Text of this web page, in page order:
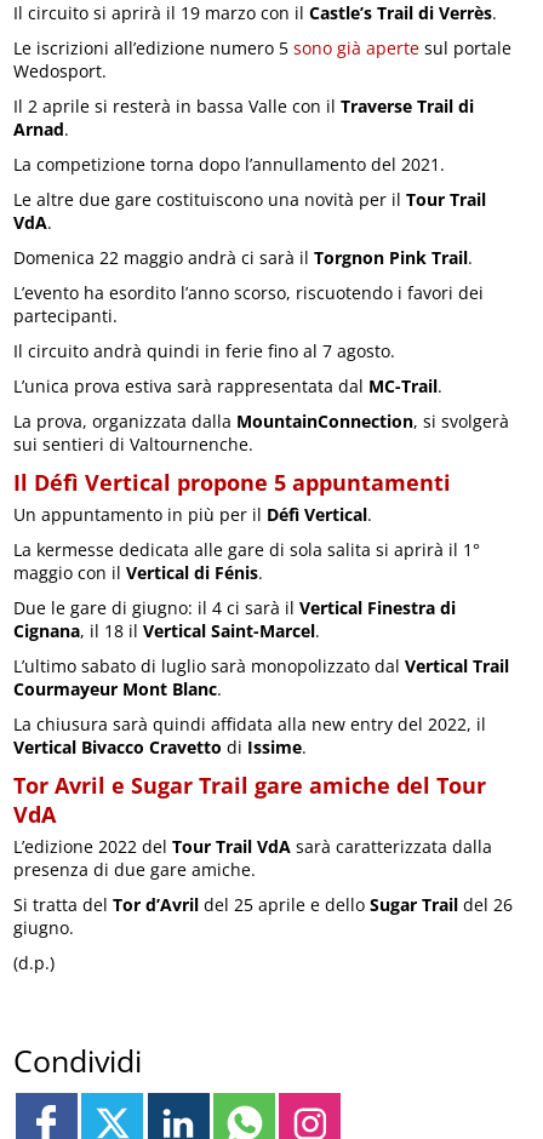
Il circuito si aprirà il 19 marzo con ilCastle’s Trail di Verrès.
Le iscrizioni all’edizione numero 5sono già aperte sul portale
Wedosport.
Il 2 aprile si resterà in bassa Valle con ilTraverse Trail di
Arnad.
La competizione torna dopo l’annullamento del 2021.
Le altre due gare costituiscono una novità per ilTour Trail
VdA.
Domenica 22 maggio andrà ci sarà ilTorgnon Pink Trail.
L’evento ha esordito l’anno scorso, riscuotendo i favori dei
partecipanti.
Il circuito andrà quindi in ferie fino al 7 agosto.
L’unica prova estiva sarà rappresentata dal MC-Trail.
La prova, organizzata dalla MountainConnection, si svolgerà
sui sentieri di Valtournenche.
Il Défì Vertical propone 5 appuntamenti
Un appuntamento in più per il Défì Vertical.
La kermesse dedicata alle gare di sola salita si aprirà il 1°
maggio con ilVertical di Fénis.
Due le gare di giugno: il 4 ci sarà ilVertical Finestra di
Cignana, il 18 ilVertical Saint-Marcel.
L’ultimo sabato di luglio sarà monopolizzato dalVertical Trail
Courmayeur Mont Blanc.
La chiusura sarà quindi affidata alla new entry del 2022, il
Vertical Bivacco Cravetto di Issime.
Tor Avril e Sugar Trail gare amiche del Tour
VdA
L’edizione 2022 delTour Trail VdA sarà caratterizzata dalla
presenza di due gare amiche.
Si tratta delTor d’Avril del 25 aprile e delloSugar Trail del 26
giugno.
(d.p.)
Condividi